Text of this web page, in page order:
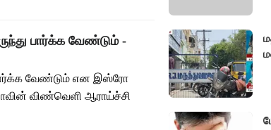
பார்க்க வேண்டும் -
வேண்டும் என இஸ்ரோ
விண்வெளி ஆராய்ச்சி